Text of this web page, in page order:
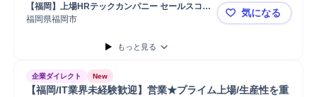
【福岡】上場HRテックカンパニー セールスコン
サルタント
福岡県福岡市 上場HRテ
気になる
もっと見る
企業ダイレクト New
【福岡/IT業界未経験歓迎】営業★プライム上場/生産性を重